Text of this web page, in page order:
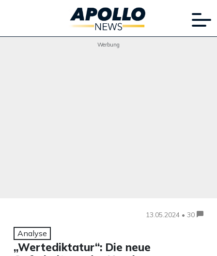
Werbung
13.05.2024 • 30
Analyse
„Wertediktatur“: Die neue